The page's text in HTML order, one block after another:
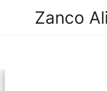
Zanco